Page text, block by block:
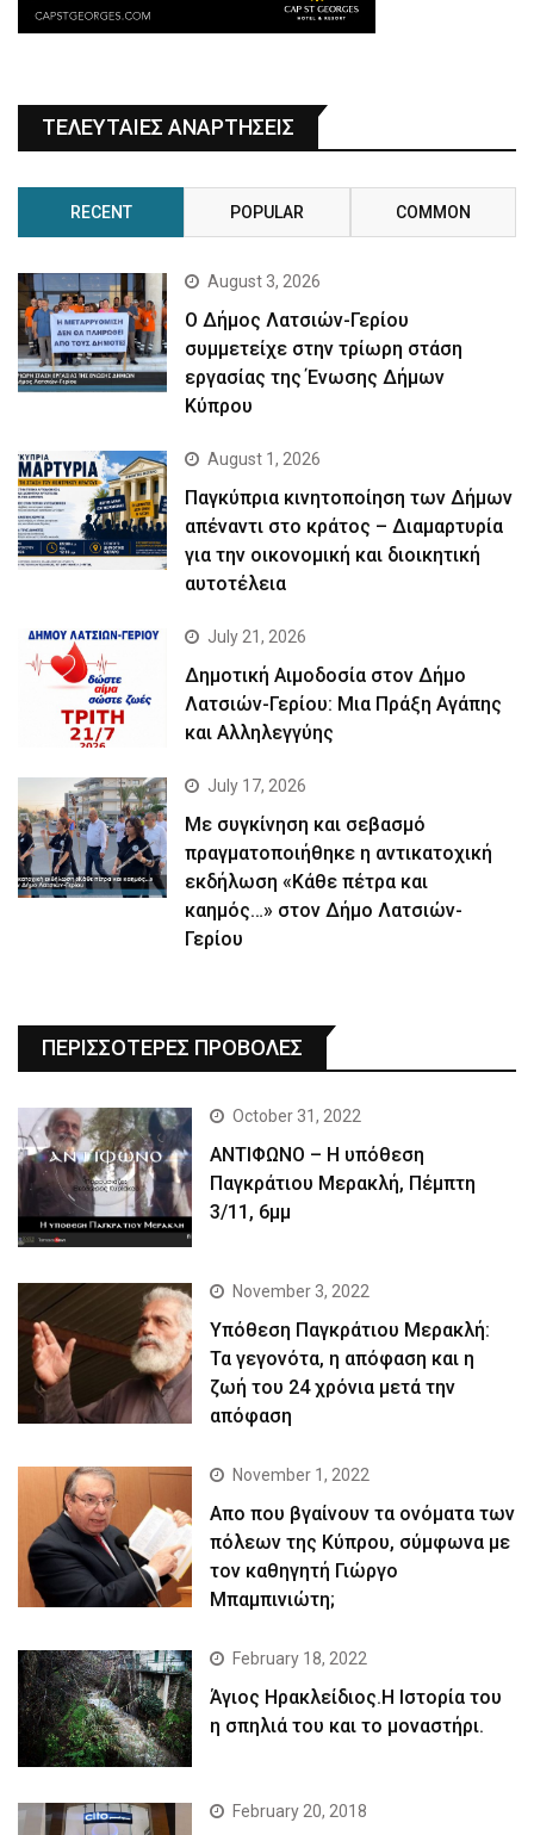
ΤΕΛΕΥΤΑΙΕΣ ΑΝΑΡΤΗΣΕΙΣ
RECENT POPULAR COMMON
August 3, 2026
Ο Δήμος Λατσιών-Γερίου
συμμετείχε στην τρίωρη στάση
εργασίας της Ένωσης Δήμων
Κύπρου
August 1, 2026
Παγκύπρια κινητοποίηση των Δήμων
απέναντι στο κράτος – Διαμαρτυρία
για την οικονομική και διοικητική
αυτοτέλεια
July 21, 2026
Δημοτική Αιμοδοσία στον Δήμο
Λατσιών-Γερίου: Μια Πράξη Αγάπης
και Αλληλεγγύης
July 17, 2026
Με συγκίνηση και σεβασμό
πραγματοποιήθηκε η αντικατοχική
εκδήλωση «Κάθε πέτρα και
καημός…» στον Δήμο Λατσιών-
Γερίου
ΠΕΡΙΣΣΟΤΕΡΕΣ ΠΡΟΒΟΛΕΣ
October 31, 2022
ΑΝΤΙΦΩΝΟ – Η υπόθεση
Παγκράτιου Μερακλή, Πέμπτη
3/11, 6μμ
November 3, 2022
Yπόθεση Παγκράτιου Μερακλή:
Τα γεγονότα, η απόφαση και η
ζωή του 24 χρόνια μετά την
απόφαση
November 1, 2022
Απο που βγαίνουν τα ονόματα των
πόλεων της Κύπρου, σύμφωνα με
τον καθηγητή Γιώργο
Μπαμπινιώτη;
February 18, 2022
Άγιος Ηρακλείδιος.Η Ιστορία του
η σπηλιά του και το μοναστήρι.
February 20, 2018